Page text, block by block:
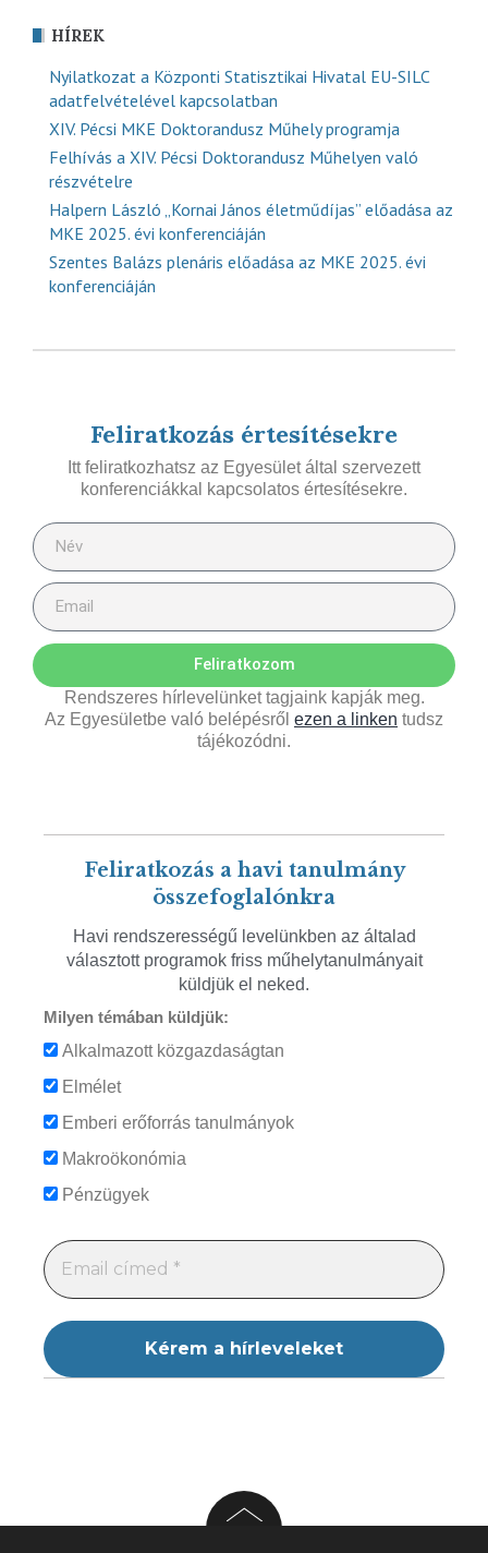
HÍREK
Nyilatkozat a Központi Statisztikai Hivatal EU-SILC
adatfelvételével kapcsolatban
XIV. Pécsi MKE Doktorandusz Műhely programja
Felhívás a XIV. Pécsi Doktorandusz Műhelyen való
részvételre
Halpern László „Kornai János életműdíjas” előadása az
MKE 2025. évi konferenciáján
Szentes Balázs plenáris előadása az MKE 2025. évi
konferenciáján
Feliratkozás értesítésekre
Itt feliratkozhatsz az Egyesület által szervezett
konferenciákkal kapcsolatos értesítésekre.
Feliratkozom
Rendszeres hírlevelünket tagjaink kapják meg.
Az Egyesületbe való belépésről ezen a linken tudsz
tájékozódni.
Feliratkozás a havi tanulmány
összefoglalónkra
Havi rendszerességű levelünkben az általad
választott programok friss műhelytanulmányait
küldjük el neked.
Milyen témában küldjük:
Alkalmazott közgazdaságtan
Elmélet
Emberi erőforrás tanulmányok
Makroökonómia
Pénzügyek